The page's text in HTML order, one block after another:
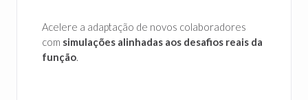
Acelere a adaptação de novos colaboradores
com simulações alinhadas aos desafios reais da
função.